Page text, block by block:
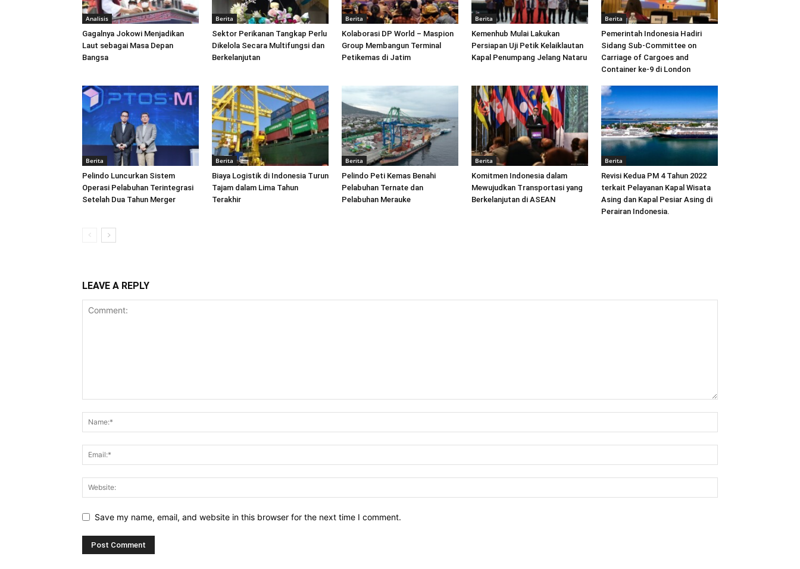
Analisis
Gagalnya Jokowi Menjadikan
Laut sebagai Masa Depan
Bangsa
Berita
Sektor Perikanan Tangkap Perlu
Dikelola Secara Multifungsi dan
Berkelanjutan
Berita
Kolaborasi DP World – Maspion
Group Membangun Terminal
Petikemas di Jatim
Berita
Kemenhub Mulai Lakukan
Persiapan Uji Petik Kelaiklautan
Kapal Penumpang Jelang Nataru
Berita
Pemerintah Indonesia Hadiri
Sidang Sub-Committee on
Carriage of Cargoes and
Container ke-9 di London
Berita
Pelindo Luncurkan Sistem
Operasi Pelabuhan Terintegrasi
Setelah Dua Tahun Merger
Berita
Biaya Logistik di Indonesia Turun
Tajam dalam Lima Tahun
Terakhir
Berita
Pelindo Peti Kemas Benahi
Pelabuhan Ternate dan
Pelabuhan Merauke
Berita
Komitmen Indonesia dalam
Mewujudkan Transportasi yang
Berkelanjutan di ASEAN
Berita
Revisi Kedua PM 4 Tahun 2022
terkait Pelayanan Kapal Wisata
Asing dan Kapal Pesiar Asing di
Perairan Indonesia.
LEAVE A REPLY
Save my name, email, and website in this browser for the next time I comment.